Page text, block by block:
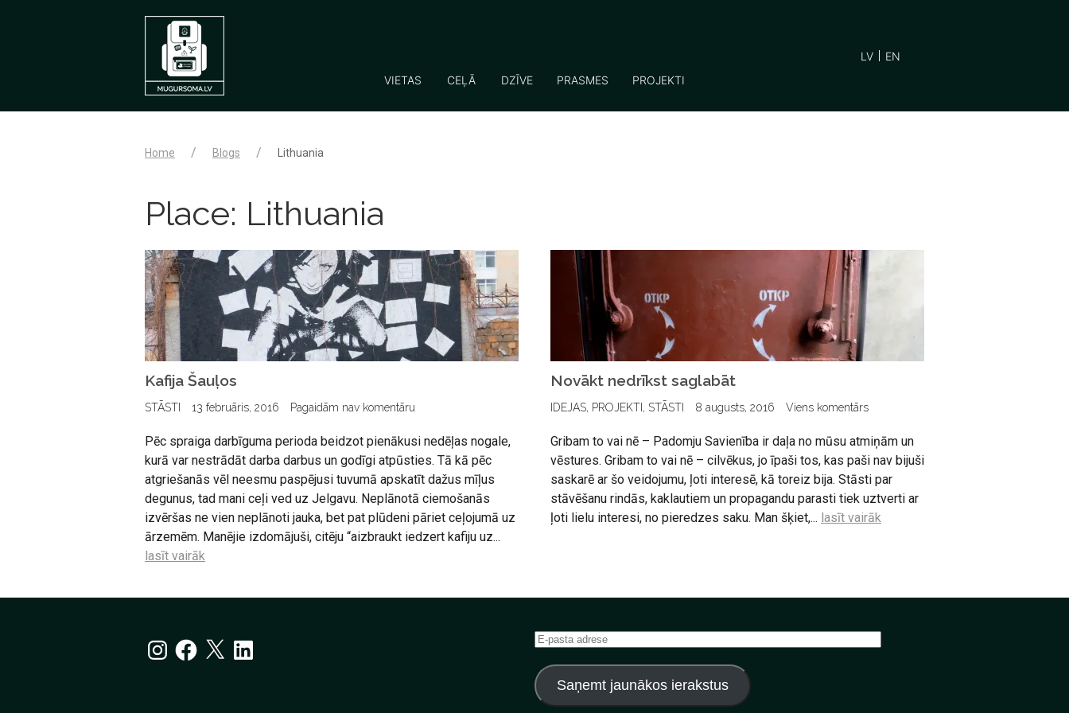
VIETAS CEĻĀ DZĪVE PRASMES PROJEKTI
LV EN
Home Blogs Lithuania
Place: Lithuania
Kafija Šauļos
STĀSTI 13 februāris, 2016 Pagaidām nav komentāru
Pēc spraiga darbīguma perioda beidzot pienākusi nedēļas nogale,
kurā var nestrādāt darba darbus un godīgi atpūsties. Tā kā pēc
atgriešanās vēl neesmu paspējusi tuvumā apskatīt dažus mīļus
degunus, tad mani ceļi ved uz Jelgavu. Neplānotā ciemošanās
izvēršas ne vien neplānoti jauka, bet pat plūdeni pāriet ceļojumā uz
ārzemēm. Manējie izdomājuši, citēju “aizbraukt iedzert kafiju uz...
lasīt vairāk
Novākt nedrīkst saglabāt
IDEJAS, PROJEKTI , STĀSTI 8 augusts, 2016 Viens komentārs
Gribam to vai nē – Padomju Savienība ir daļa no mūsu atmiņām un
vēstures. Gribam to vai nē – cilvēkus, jo īpaši tos, kas paši nav bijuši
saskarē ar šo veidojumu, ļoti interesē, kā toreiz bija. Stāsti par
stāvēšanu rindās, kaklautiem un propagandu parasti tiek uztverti ar
ļoti lielu interesi, no pieredzes saku. Man šķiet,... lasīt vairāk
InstagramFacebook
X LinkedIn
E-
adrese
Saņemt jaunākos ierakstus